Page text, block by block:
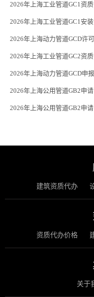
2026年上海工业管道GC1资
2026年上海工业管道GC1安
2026年上海动力管道GCD许
2026年上海工业管道GC2资
2026年上海动力管道GCD申
2026年上海公用管道GB2申
2026年上海公用管道GB2申
建筑资质代办
资质代办价格
关于